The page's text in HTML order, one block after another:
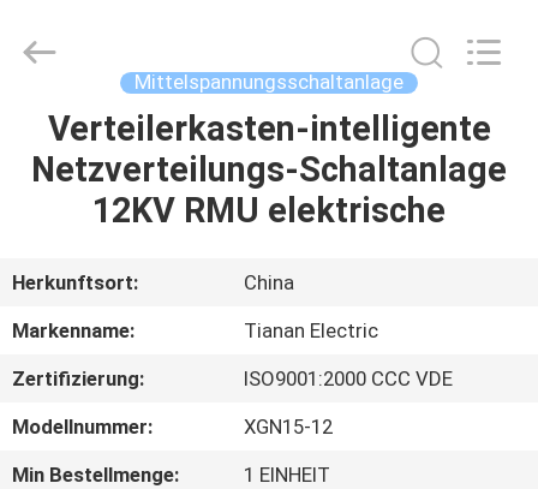
HAUS
PRODUKTE
VR
SHOW
ÜBER
UNS
(Group)
Co.,Ltd..
Mittelspannungsschaltanlage
Verteilerkasten-intelligente
Netzverteilungs-Schaltanlage
12KV RMU elektrische
Herkunftsort:
China
Markenname:
Tianan Electric
Zertifizierung:
ISO9001:2000 CCC VDE
Modellnummer:
XGN15-12
Min Bestellmenge:
1 EINHEIT